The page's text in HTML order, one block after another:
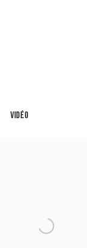
VIDÉO